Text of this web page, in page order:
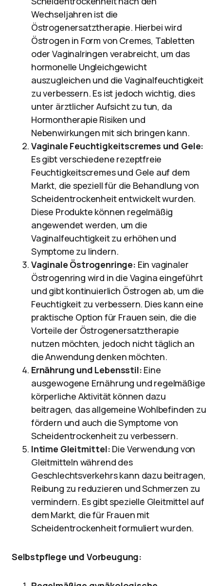
Wechseljahren ist die
Östrogenersatztherapie. Hierbei wird
Östrogen in Form von Cremes, Tabletten
oder Vaginalringen verabreicht, um das
hormonelle Ungleichgewicht
auszugleichen und die Vaginalfeuchtigkeit
zu verbessern. Es ist jedoch wichtig, dies
unter ärztlicher Aufsicht zu tun, da
Hormontherapie Risiken und
Nebenwirkungen mit sich bringen kann.
Vaginale Feuchtigkeitscremes und Gele:
Es gibt verschiedene rezeptfreie
Feuchtigkeitscremes und Gele auf dem
Markt, die speziell für die Behandlung von
Scheidentrockenheit entwickelt wurden.
Diese Produkte können regelmäßig
angewendet werden, um die
Vaginalfeuchtigkeit zu erhöhen und
Symptome zu lindern.
Vaginale Östrogenringe: Ein vaginaler
Östrogenring wird in die Vagina eingeführt
und gibt kontinuierlich Östrogen ab, um die
Feuchtigkeit zu verbessern. Dies kann eine
praktische Option für Frauen sein, die die
Vorteile der Östrogenersatztherapie
nutzen möchten, jedoch nicht täglich an
die Anwendung denken möchten.
Ernährung und Lebensstil: Eine
ausgewogene Ernährung und regelmäßige
körperliche Aktivität können dazu
beitragen, das allgemeine Wohlbefinden zu
fördern und auch die Symptome von
Scheidentrockenheit zu verbessern.
Intime Gleitmittel: Die Verwendung von
Gleitmitteln während des
Geschlechtsverkehrs kann dazu beitragen,
Reibung zu reduzieren und Schmerzen zu
vermindern. Es gibt spezielle Gleitmittel auf
dem Markt, die für Frauen mit
Scheidentrockenheit formuliert wurden.
Selbstpflege und Vorbeugung: